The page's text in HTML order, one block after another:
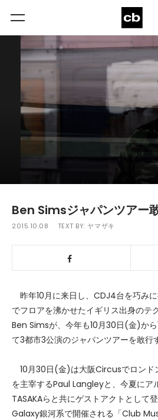
Ben Simsジャパンツアー
2015.10.08 TEXT BY: ヤマザキ
昨年10月に来日し、CDJ4台を巧み
でフロアを沸かせたイギリス出身のテ
Ben Simsが、今年も10月30日(金)か
て3都市3公演のジャパンツアーを敢行
10月30日(金)は大阪Circusでロンド
を主宰するPaul Langleyと、今夏にア
TASAKAらと共にゲストアクトとして
Galaxy銀河系で開催される「Club